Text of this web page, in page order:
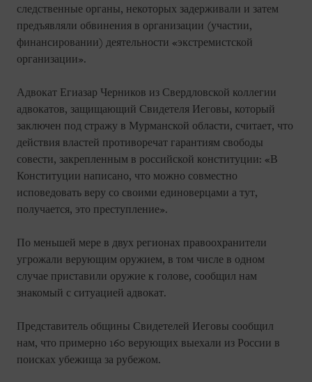
следственные органы, некоторых задерживали и затем
предъявляли обвинения в организации (участии,
финансировании) деятельности «экстремистской
организации».
Адвокат Егиазар Черников из Свердловской коллегии
адвокатов, защищающий Свидетеля Иеговы, который
заключен под стражу в Мурманской области, считает, что
действия властей противоречат гарантиям свободы
совести, закрепленным в российской конституции: «В
Конституции написано, что можно совместно
исповедовать веру со своими единоверцами а тут,
получается, это преступление».
По меньшей мере в двух регионах правоохранители
угрожали верующим оружием, в том числе в одном
случае приставили оружие к голове, сообщил нам
знакомый с ситуацией адвокат.
Представитель общины Свидетелей Иеговы сообщил
нам, что примерно 160 верующих выехали из России в
поисках убежища за рубежом.